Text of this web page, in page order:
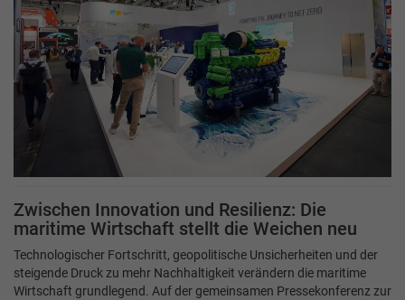
Zwischen Innovation und Resilienz: Die
maritime Wirtschaft stellt die Weichen neu
Technologischer Fortschritt, geopolitische Unsicherheiten und der
steigende Druck zu mehr Nachhaltigkeit verändern die maritime
Wirtschaft grundlegend. Auf der gemeinsamen Pressekonferenz zur